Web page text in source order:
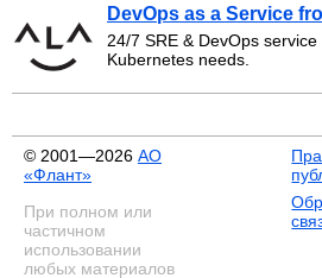
DevOps as a Service
24/7 SRE & DevOps
Kubernetes needs.
© 2001—2026 АО
«Флант»
При полном или
частичном
использовании
любых материалов